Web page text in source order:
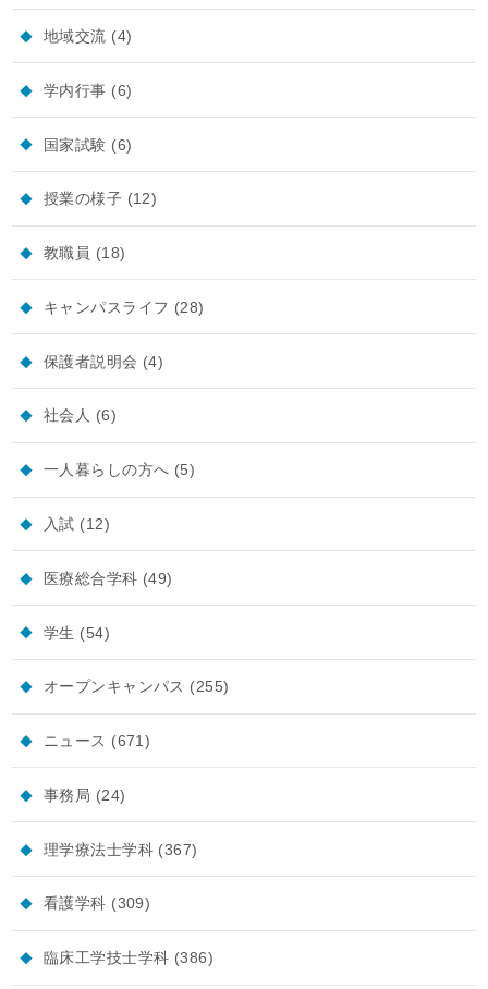
地域交流 (4)
学内行事 (6)
国家試験 (6)
授業の様子 (12)
教職員 (18)
キャンパスライフ (28)
保護者説明会 (4)
社会人 (6)
一人暮らしの方へ (5)
入試 (12)
医療総合学科 (49)
学生 (54)
オープンキャンパス (255)
ニュース (671)
事務局 (24)
理学療法士学科 (367)
看護学科 (309)
臨床工学技士学科 (386)